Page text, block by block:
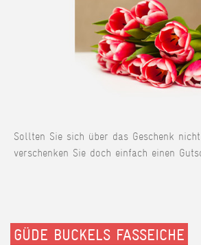
Sollten Sie sich über das Geschenk
verschenken Sie doch einfach einen
GÜDE BUCKELS FASSEICHE